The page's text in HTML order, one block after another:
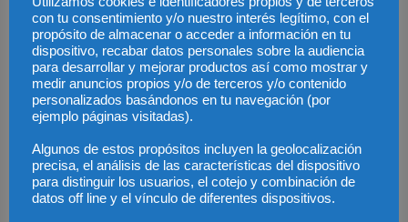
Magistratura (APM), Pablo Llarena, afirmaba que la actuación de
Garzón alautorizar las escuchas en prisión a los abogados de los
imputados del ‘caso Gürtel’ «convirtió la defensa de los acusados
en un verdadero caballo de Troya para la acusación». Además,
añadió que esas escuchas se realizaron «sin indicar las razones»
por las que atribuyeron esas «sospechas» a los abogados de los
acusados
Desde otra asociación juidicial, la Francisco de Vitoria, su portavoz
con tu consentimiento y/o nuestro interés legítimo, con el
propósito de almacenar o acceder a información en tu
dispositivo, recabar datos personales sobre la audiencia
para desarrollar y mejorar productos así como mostrar y
medir anuncios propios y/o de terceros y/o contenido
personalizados basándonos en tu navegación (por
ejemplo páginas visitadas).
Algunos de estos propósitos incluyen la geolocalización
precisa, el análisis de las características del dispositivo
para distinguir los usuarios, el cotejo y combinación de
datos off line y el vínculo de diferentes dispositivos.